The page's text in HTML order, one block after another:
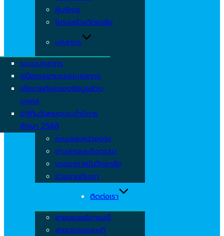
ผู้บริหาร
โครงสร้างวิทยาลัย
บุคลากร
ระบบบุคลากร
คู่มือจรรยาบรรณบุคลากร
นโยบายคุ้มครองข้อมูลส่วน
บุคคล
ปฏิทินวันหยุดประจำปีการ
ศึกษา 2568
คณะและหน่วยงาน
ข่าวสารและกิจกรรม
บรรยากาศในวิทยาลัย
ร่วมงานกับเรา
ติดต่อเรา
สายตรงอธิการบดี
สายตรงคณะบดี